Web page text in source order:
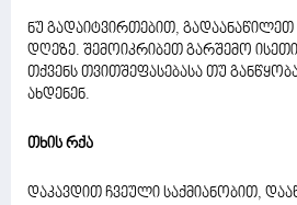
ნუ გადაიტვირთებით,
დღეზე. შემოიკრიბეთ გარშემო
თქვენს თვითშეფასებასა თუ
ახდენენ.
თხის რქა
დაკავდით ჩვეული საქმიანობით,